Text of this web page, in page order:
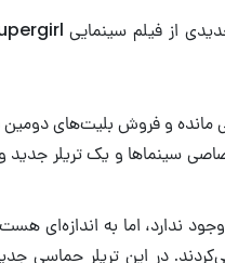
مانده و فروش بلیت‌های
سینماها و یک تریلر
ندارد، اما به اندازه‌ای